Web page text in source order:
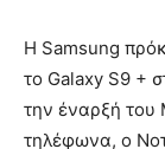
Η Samsung
το Galaxy S9 +
την έναρξή του
τηλέφωνα, ο